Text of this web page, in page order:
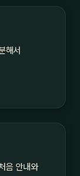
해서
음 안내와